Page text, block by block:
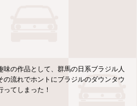
の作品として、群馬の日系ブラジル人
流れでホントにブラジルのダウンタウ
ってしまった！